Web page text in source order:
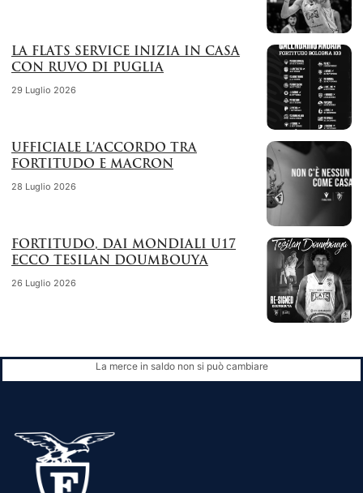
LA FLATS SERVICE INIZIA IN CASA
CON RUVO DI PUGLIA
29 Luglio 2026
UFFICIALE L’ACCORDO TRA
FORTITUDO E MACRON
28 Luglio 2026
FORTITUDO, DAI MONDIALI U17
ECCO TESILAN DOUMBOUYA
26 Luglio 2026
La merce in saldo non si può cambiare